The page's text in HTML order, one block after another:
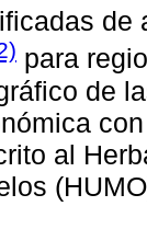
de
para
de
al